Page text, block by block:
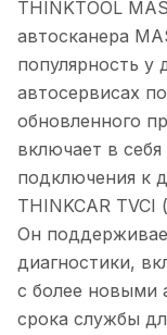
THINKTOOL
автосканера
популярность у
автосервисах
обновленного
включает в
подключения к
THINKCAR TVCI
Он
диагностики,
с более новыми
срока службы